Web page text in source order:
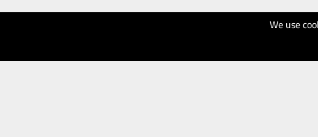
We use